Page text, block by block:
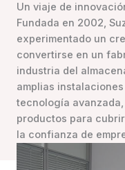
Un viaje de
Fundada en 2002,
experimentado un
convertirse en un
industria del
amplias
tecnología
productos para
la confianza de